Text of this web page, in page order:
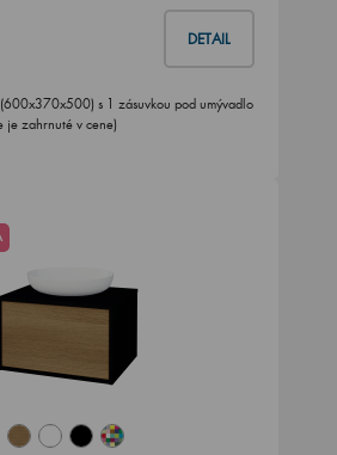
DETAIL
s 1 zásuvkou pod umývadlo
je zahrnuté v cene)